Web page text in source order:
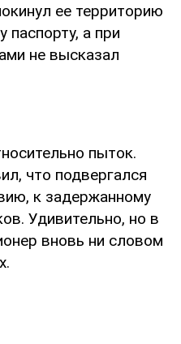
ее территорию
паспорту, а при
не высказал
пыток.
что подвергался
к задержанному
Удивительно, но в
вновь ни словом